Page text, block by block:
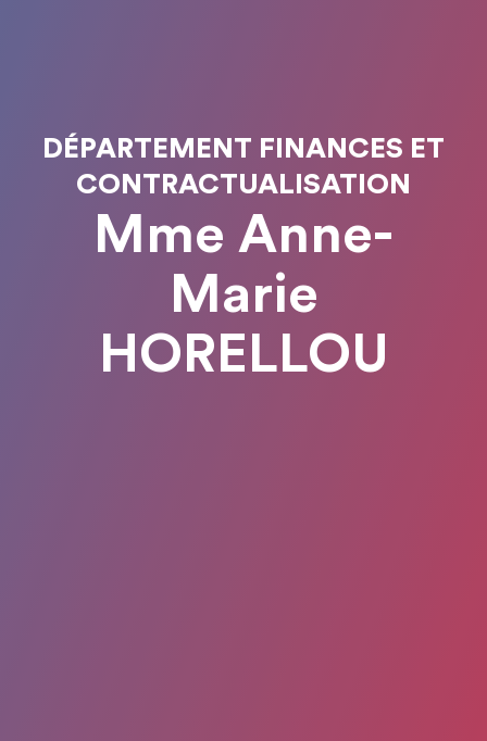
DÉPARTEMENT FINANCES ET
CONTRACTUALISATION
Mme Anne-
Marie
HORELLOU